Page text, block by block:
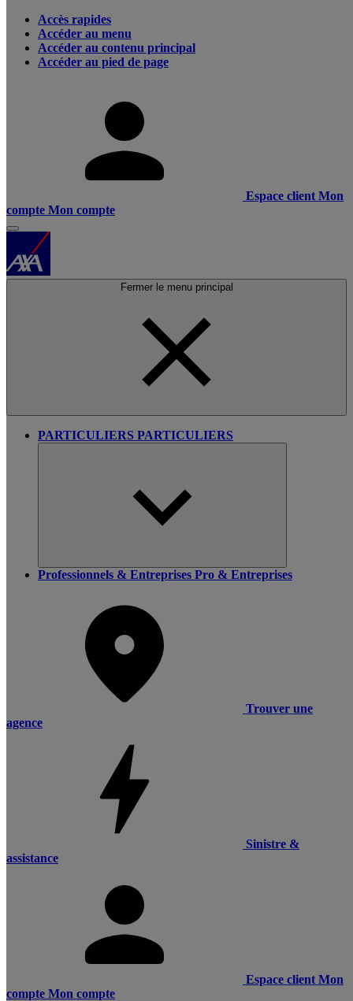
Accès rapides
Accéder au menu
Accéder au contenu principal
Accéder au pied de page
Espace client Mon
compte Mon compte
Fermer le menu principal
PARTICULIERS PARTICULIERS
Professionnels & Entreprises Pro & Entreprises
Trouver une
agence
Sinistre &
assistance
Espace client Mon
compte Mon compte